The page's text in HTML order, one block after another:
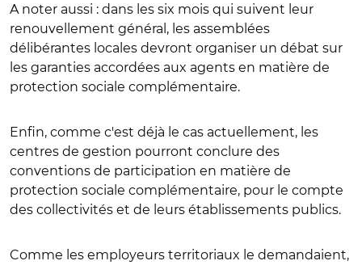
A noter aussi : dans les six mois qui suivent leur
renouvellement général, les assemblées
délibérantes locales devront organiser un débat sur
les garanties accordées aux agents en matière de
protection sociale complémentaire.
Enfin, comme c'est déjà le cas actuellement, les
centres de gestion pourront conclure des
conventions de participation en matière de
protection sociale complémentaire, pour le compte
des collectivités et de leurs établissements publics.
Comme les employeurs territoriaux le demandaient,